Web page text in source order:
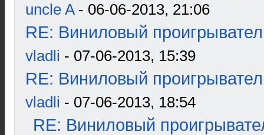
uncle A- 06-06-2013, 21:06
RE: Виниловый
vladli - 07-06-2013, 15:39
RE: Виниловый
vladli - 07-06-2013, 18:54
RE: Виниловый